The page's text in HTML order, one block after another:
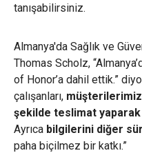
tanışabilirsiniz.
Almanya'da Sağlık ve
Thomas Scholz,
of Honor’a dahil ettik.”
çalışanları,
şekilde teslimat yaparak
Ayrıca bilgilerini diğer
paha biçilmez bir katkı.”